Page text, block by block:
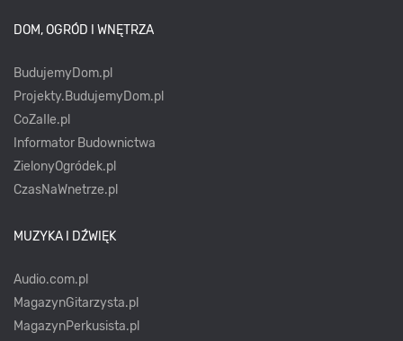
DOM, OGRÓD I WNĘTRZA
BudujemyDom.pl
Projekty.BudujemyDom.pl
CoZaIle.pl
Informator Budownictwa
ZielonyOgródek.pl
CzasNaWnetrze.pl
MUZYKA I DŹWIĘK
Audio.com.pl
MagazynGitarzysta.pl
MagazynPerkusista.pl